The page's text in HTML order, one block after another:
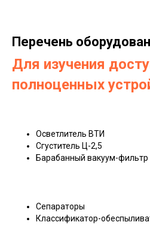
Перечень
Для изучения
полноценных
Осветлитель ВТИ
Сгуститель Ц-2,5
Барабанный вакуум-
Сепараторы
Классификатор-